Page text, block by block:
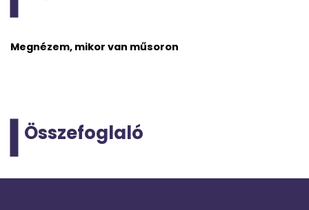
Megnézem, mikor van műsoron
Összefoglaló